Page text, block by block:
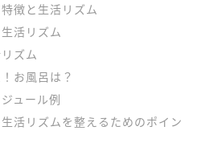
徴と生活リズム
活リズム
ズム
お風呂は？
ュール例
活リズムを整えるためのポイン